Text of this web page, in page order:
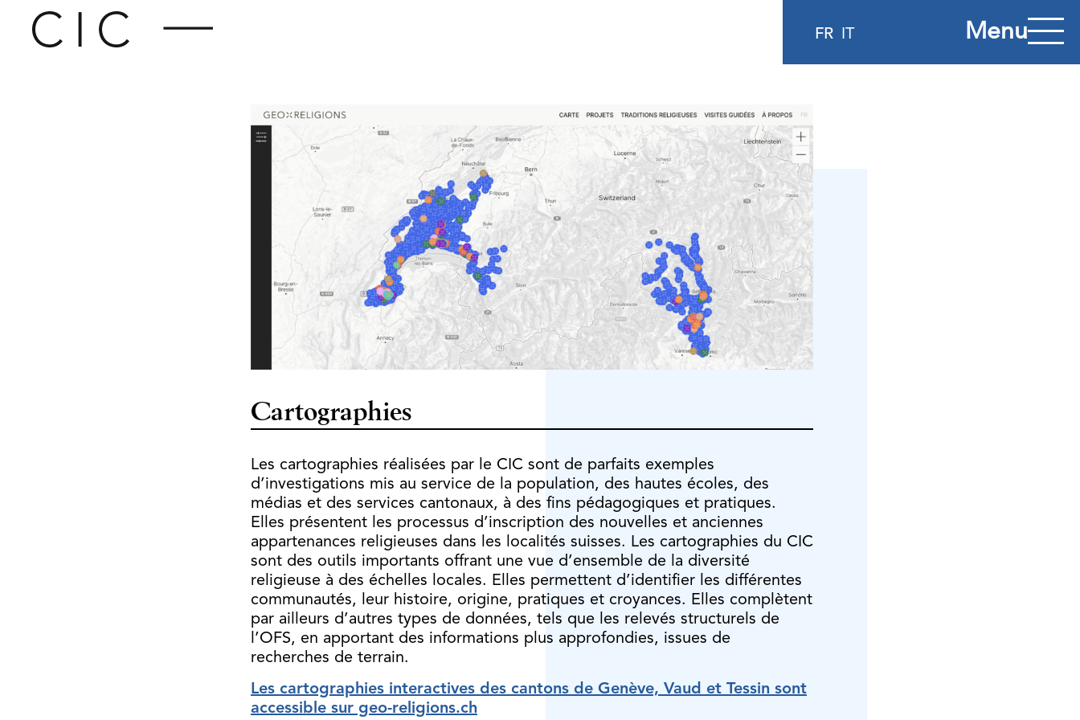
FR IT Menu
Cartographies
Les cartographies réalisées par le CIC sont de parfaits exemples
d’investigations mis au service de la population, des hautes écoles, des
médias et des services cantonaux, à des fins pédagogiques et pratiques.
Elles présentent les processus d’inscription des nouvelles et anciennes
appartenances religieuses dans les localités suisses. Les cartographies du CIC
sont des outils importants offrant une vue d’ensemble de la diversité
religieuse à des échelles locales. Elles permettent d’identifier les différentes
communautés, leur histoire, origine, pratiques et croyances. Elles complètent
par ailleurs d’autres types de données, tels que les relevés structurels de
l’OFS, en apportant des informations plus approfondies, issues de
recherches de terrain.
Les cartographies interactives des cantons de Genève, Vaud et Tessin sont
accessible sur geo-religions.ch